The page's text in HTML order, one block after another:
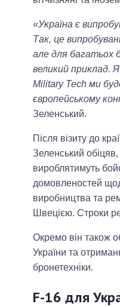
«Україна є
Так, це
але для багатьох
великий приклад.
Military Tech ми
європейському
Зеленський.
Після візиту до
Зеленський обіцяв,
вироблятимуть
домовленостей
виробництва та
Швецією. Строки
Окремо він також
України та
бронетехніки.
F-16 для